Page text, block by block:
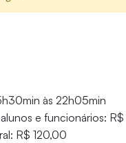
às 22h05min
e funcionários:
R$ 120,00